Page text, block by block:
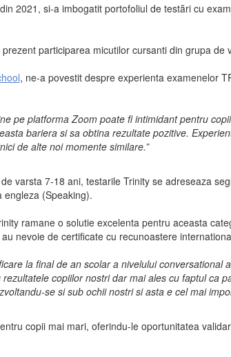
2021, si-a imbogatit portofoliul de testări cu
participarea micutilor cursanti din grupa de
, ne-a povestit despre experienta examenelor
pe platforma Zoom poate fi intimidant pentru
bariera si sa obtina rezultate pozitive.
de alte noi momente similare.”
varsta 7-18 ani, testarile Trinity se adreseaza
(Speaking).
ramane o solutie excelenta pentru aceasta
nevoie de certificate cu recunoastere
la final de an scolar a nivelului conversational
copiilor nostri dar mai ales cu faptul ca
se si sub ochii nostri si asta e cel mai
copii mai mari, oferindu-le oportunitatea